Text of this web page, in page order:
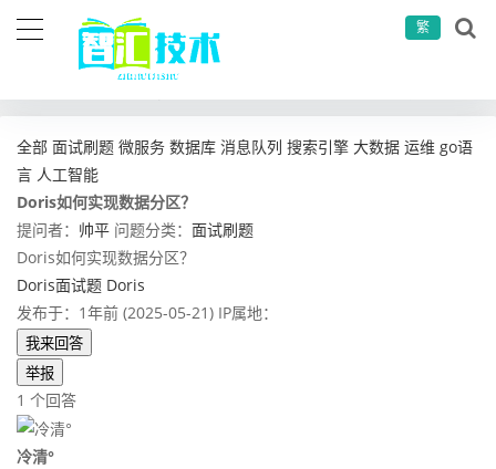
繁
全部 面试刷题 微服务 数据库 消息队列 搜索引擎 大数据 运维 go语
言 人工智能
Doris如何实现数据分区？
提问者： 帅平 问题分类： 面试刷题
Doris如何实现数据分区？
Doris面试题 Doris
发布于：1年前 (2025-05-21) IP属地：
我来回答
举报
1 个回答
冷清°